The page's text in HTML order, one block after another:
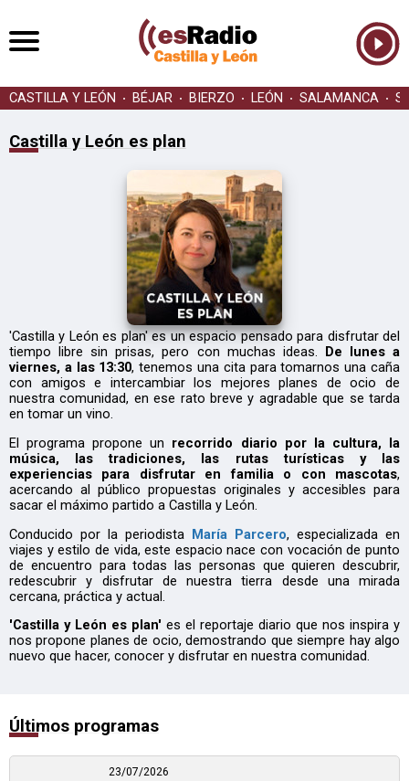
CASTILLA Y LEÓN BÉJAR BIERZO LEÓN SALAMANCA
Castilla y León es plan
'Castilla y León es plan' es un espacio pensado para disfrutar del
tiempo libre sin prisas, pero con muchas ideas.
De lunes a
viernes, a las 13:30, tenemos una cita para tomarnos una caña
con amigos e intercambiar los mejores planes de ocio de
nuestra comunidad, en ese rato breve y agradable que se tarda
en tomar un vino.
El programa propone un recorrido diario por la cultura, la
música, las tradiciones, las rutas turísticas y las
experiencias para disfrutar en familia o con mascotas,
acercando al público propuestas originales y accesibles para
sacar el máximo partido a Castilla y León.
Conducido por la periodista María Parcero, especializada en
viajes y estilo de vida, este espacio nace con vocación de punto
de encuentro para todas las personas que quieren descubrir,
redescubrir y disfrutar de nuestra tierra desde una mirada
cercana, práctica y actual.
'Castilla y León es plan' es el reportaje diario que nos inspira y
nos propone planes de ocio, demostrando que siempre hay algo
nuevo que hacer, conocer y disfrutar en nuestra comunidad.
Últimos programas
23/07/2026